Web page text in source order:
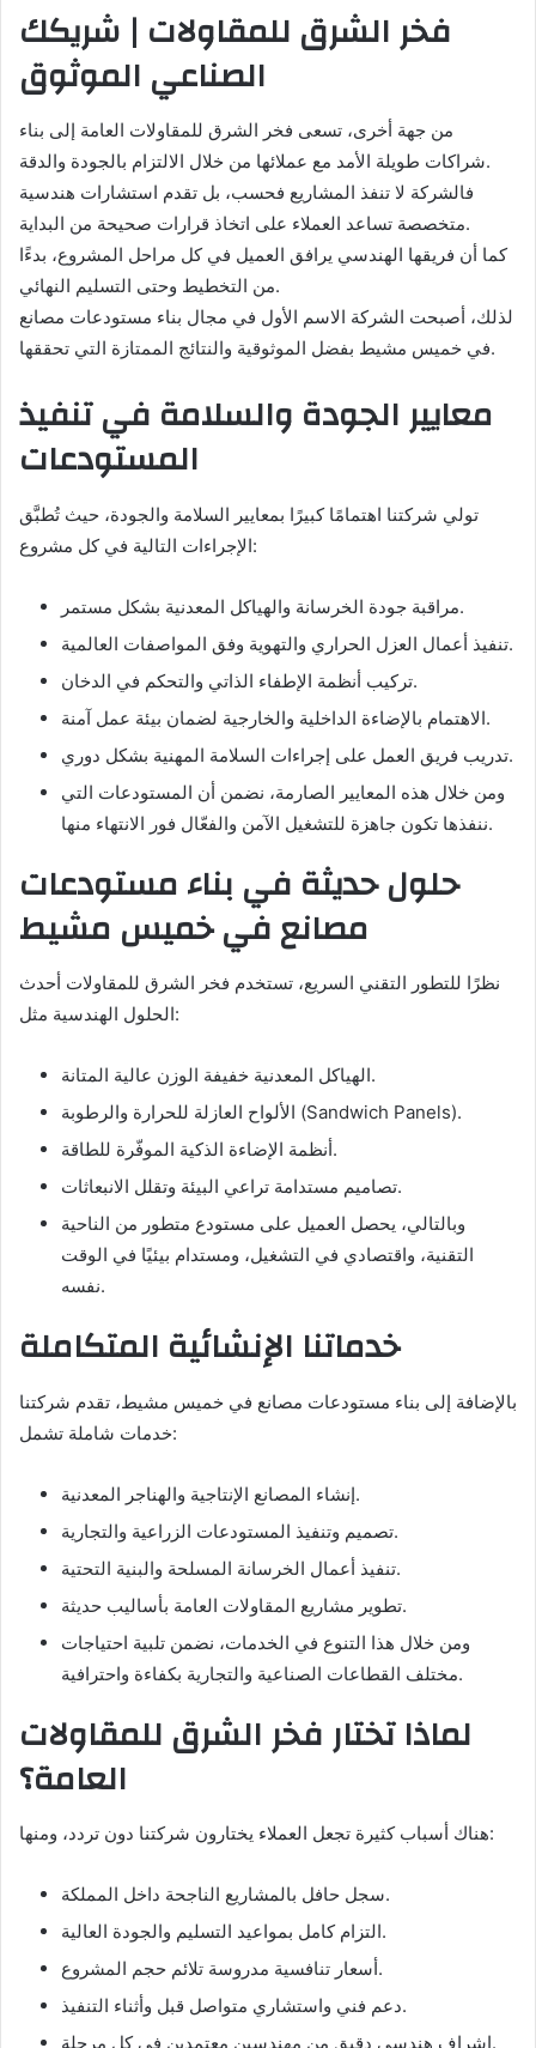
فخر الشرق للمقاولات | شريكك
الصناعي الموثوق
من جهة أخرى، تسعى فخر الشرق للمقاولات العامة إلى بناء
شراكات طويلة الأمد مع عملائها من خلال الالتزام بالجودة والدقة.
فالشركة لا تنفذ المشاريع فحسب، بل تقدم استشارات هندسية
متخصصة تساعد العملاء على اتخاذ قرارات صحيحة من البداية.
كما أن فريقها الهندسي يرافق العميل في كل مراحل المشروع، بدءًا
من التخطيط وحتى التسليم النهائي.
لذلك، أصبحت الشركة الاسم الأول في مجال بناء مستودعات مصانع
في خميس مشيط بفضل الموثوقية والنتائج الممتازة التي تحققها.
معايير الجودة والسلامة في تنفيذ
المستودعات
تولي شركتنا اهتمامًا كبيرًا بمعايير السلامة والجودة، حيث تُطبَّق
الإجراءات التالية في كل مشروع:
مراقبة جودة الخرسانة والهياكل المعدنية بشكل مستمر.
تنفيذ أعمال العزل الحراري والتهوية وفق المواصفات العالمية.
تركيب أنظمة الإطفاء الذاتي والتحكم في الدخان.
الاهتمام بالإضاءة الداخلية والخارجية لضمان بيئة عمل آمنة.
تدريب فريق العمل على إجراءات السلامة المهنية بشكل دوري.
ومن خلال هذه المعايير الصارمة، نضمن أن المستودعات التي
ننفذها تكون جاهزة للتشغيل الآمن والفعّال فور الانتهاء منها.
حلول حديثة في بناء مستودعات
مصانع في خميس مشيط
نظرًا للتطور التقني السريع، تستخدم فخر الشرق للمقاولات أحدث
الحلول الهندسية مثل:
الهياكل المعدنية خفيفة الوزن عالية المتانة.
الألواح العازلة للحرارة والرطوبة (Sandwich Panels).
أنظمة الإضاءة الذكية الموفّرة للطاقة.
تصاميم مستدامة تراعي البيئة وتقلل الانبعاثات.
وبالتالي، يحصل العميل على مستودع متطور من الناحية
التقنية، واقتصادي في التشغيل، ومستدام بيئيًا في الوقت
نفسه.
خدماتنا الإنشائية المتكاملة
بالإضافة إلى بناء مستودعات مصانع في خميس مشيط، تقدم شركتنا
خدمات شاملة تشمل:
إنشاء المصانع الإنتاجية والهناجر المعدنية.
تصميم وتنفيذ المستودعات الزراعية والتجارية.
تنفيذ أعمال الخرسانة المسلحة والبنية التحتية.
تطوير مشاريع المقاولات العامة بأساليب حديثة.
ومن خلال هذا التنوع في الخدمات، نضمن تلبية احتياجات
مختلف القطاعات الصناعية والتجارية بكفاءة واحترافية.
لماذا تختار فخر الشرق للمقاولات
العامة؟
هناك أسباب كثيرة تجعل العملاء يختارون شركتنا دون تردد، ومنها:
سجل حافل بالمشاريع الناجحة داخل المملكة.
التزام كامل بمواعيد التسليم والجودة العالية.
أسعار تنافسية مدروسة تلائم حجم المشروع.
دعم فني واستشاري متواصل قبل وأثناء التنفيذ.
إشراف هندسي دقيق من مهندسين معتمدين في كل مرحلة.